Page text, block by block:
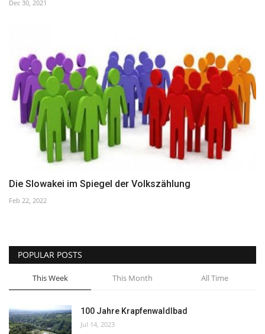
Dec 30, 2021
Die Slowakei im Spiegel der Volkszählung
Feb 22, 2022
POPULAR POSTS
This Week This Month All Time
100 Jahre Krapfenwaldlbad
Jul 14, 2023